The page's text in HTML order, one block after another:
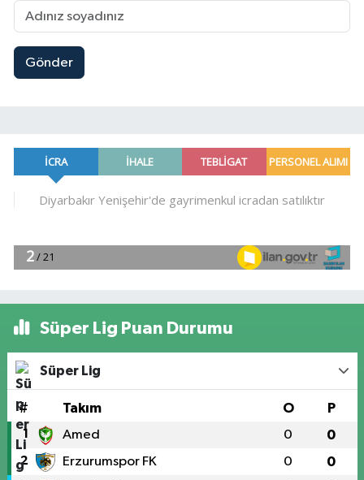
Gönder
Süper Lig Puan Durumu
Süper Lig
# Takım O P
1 Amed 0 0
2 Erzurumspor FK 0 0